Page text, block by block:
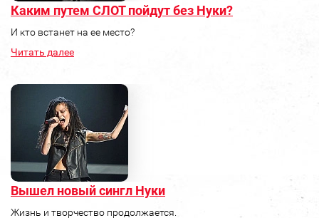
Каким путем СЛОТ пойдут без Нуки?
И кто встанет на ее место?
Читать далее
Вышел новый сингл Нуки
Жизнь и творчество продолжается.